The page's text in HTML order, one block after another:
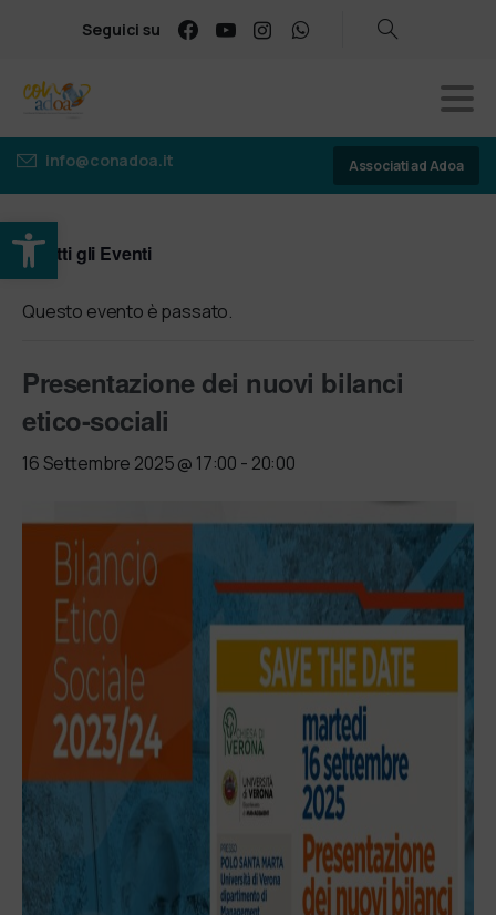
Apri la barra degli strumenti
Seguici su
info@conadoa.it Associati ad Adoa
« Tutti gli Eventi
Questo evento è passato.
Presentazione dei nuovi bilanci
etico-sociali
16 Settembre 2025 @ 17:00 - 20:00